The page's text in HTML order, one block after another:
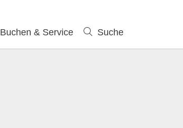
Buchen & Service Suche